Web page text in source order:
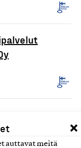
auttavat meitä